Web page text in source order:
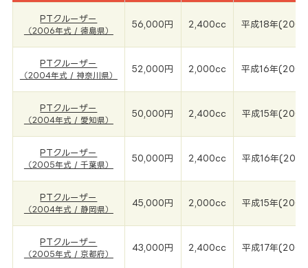
PTクルーザー
（2006年式 / 徳島県）
56,000円 2,400cc 平成18年
PTクルーザー
（2004年式 / 神奈川県）
52,000円 2,000cc 平成16年
PTクルーザー
（2004年式 / 愛知県）
50,000円 2,400cc 平成15年
PTクルーザー
（2005年式 / 千葉県）
50,000円 2,400cc 平成16年
PTクルーザー
（2004年式 / 静岡県）
45,000円 2,000cc 平成15年
PTクルーザー
（2005年式 / 京都府）
43,000円 2,400cc 平成17年